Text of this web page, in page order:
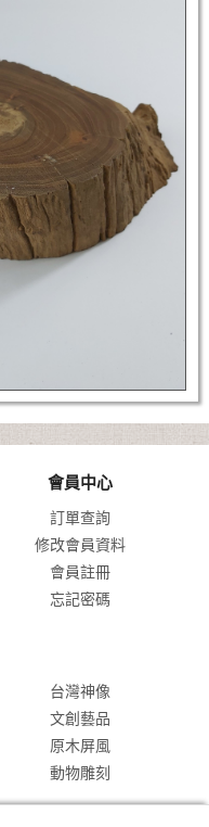
會員中心
訂單查詢
修改會員資料
會員註冊
忘記密碼
台灣神像
文創藝品
原木屏風
動物雕刻